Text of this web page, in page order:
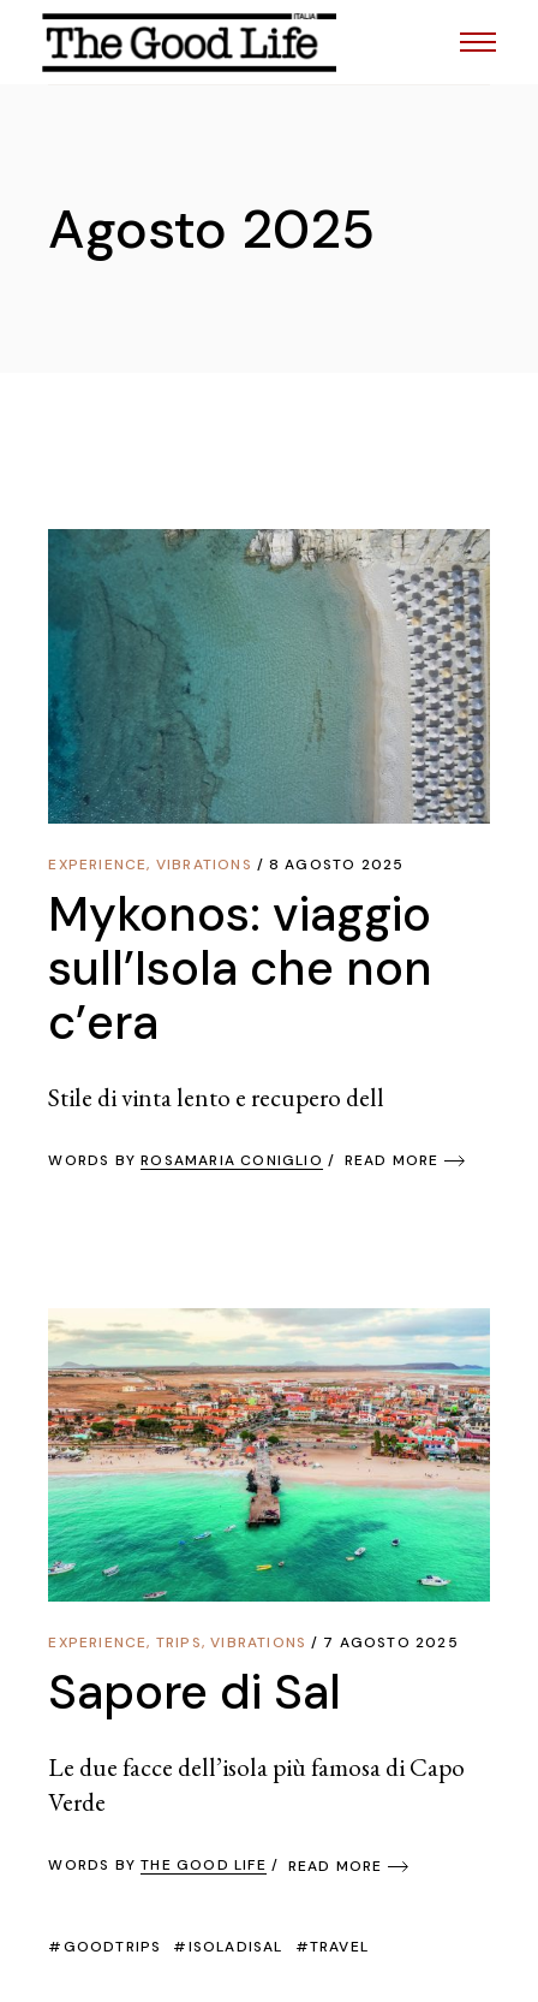
Agosto 2025
EXPERIENCE, VIBRATIONS 8 AGOSTO 2025
Mykonos: viaggio
sull’Isola che non
c’era
Stile di vinta lento e recupero dell
WORDS BYROSAMARIA CONIGLIO READ MORE
EXPERIENCE, TRIPS,VIBRATIONS 7 AGOSTO 2025
Sapore di Sal
Le due facce dell’isola più famosa di Capo
Verde
WORDS BYTHE GOOD LIFE READ MORE
GOODTRIPS ISOLADISAL TRAVEL